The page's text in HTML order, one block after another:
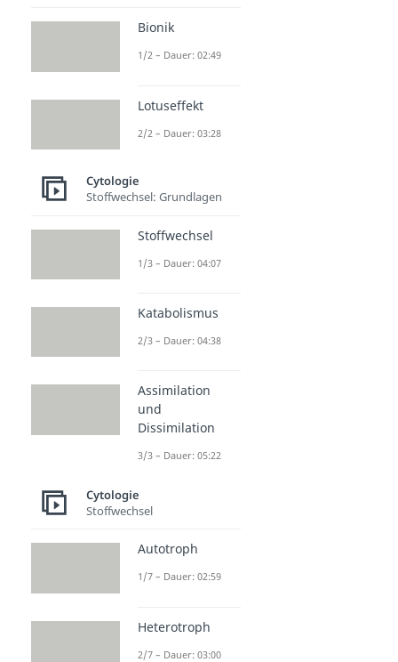
Bionik
1/2 – Dauer: 02:49
Lotuseffekt
2/2 – Dauer: 03:28
Cytologie
Stoffwechsel: Grundlagen
Stoffwechsel
1/3 – Dauer: 04:07
Katabolismus
2/3 – Dauer: 04:38
Assimilation
und
Dissimilation
3/3 – Dauer: 05:22
Cytologie
Stoffwechsel
Autotroph
1/7 – Dauer: 02:59
Heterotroph
2/7 – Dauer: 03:00